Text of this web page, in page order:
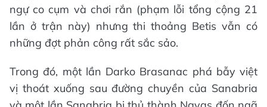
ngự co cụm và chơi rắn (phạm lỗi tổng cộng 21
lần ở trận này) nhưng thi thoảng Betis vẫn có
những đợt phản công rất sắc sảo.
Trong đó, một lần Darko Brasanac phá bẫy việt
vị thoát xuống sau đường chuyền của Sanabria